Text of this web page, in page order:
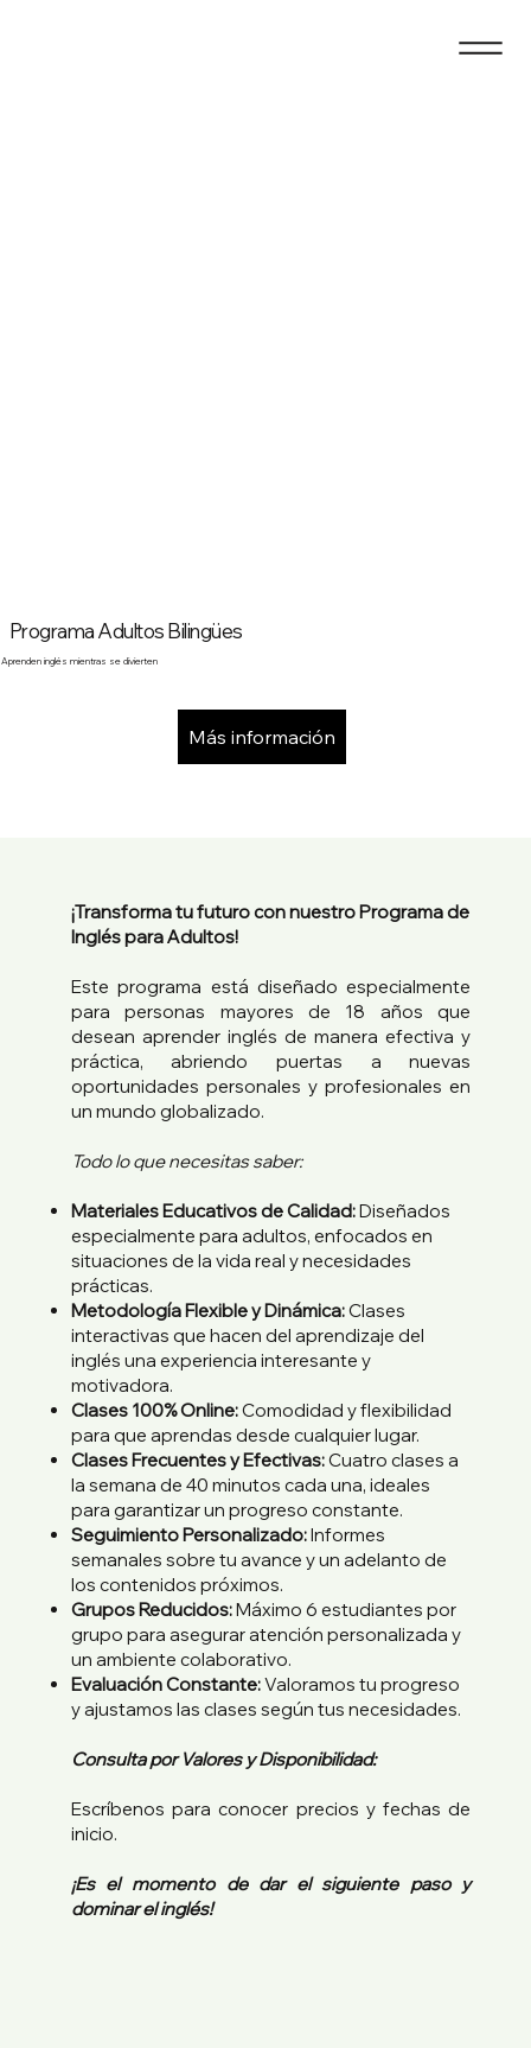
Más información
Adultos Bilingües
inglés mientras se divierten
¡Transforma tu futuro con nuestro Programa de
Inglés para Adultos!
Este programa está diseñado especialmente
para personas mayores de 18 años que
desean aprender inglés de manera efectiva y
práctica, abriendo puertas a nuevas
oportunidades personales y profesionales en
un mundo globalizado.
Todo lo que necesitas saber:
Materiales Educativos de Calidad:Diseñados
especialmente para adultos, enfocados en
situaciones de la vida real y necesidades
prácticas.
Metodología Flexible y Dinámica:Clases
interactivas que hacen del aprendizaje del
inglés una experiencia interesante y
motivadora.
Clases 100% Online:Comodidad y flexibilidad
para que aprendas desde cualquier lugar.
Clases Frecuentes y Efectivas:Cuatro clases a
la semana de 40 minutos cada una, ideales
para garantizar un progreso constante.
Seguimiento Personalizado:Informes
semanales sobre tu avance y un adelanto de
los contenidos próximos.
Grupos Reducidos:Máximo 6 estudiantes por
grupo para asegurar atención personalizada y
un ambiente colaborativo.
Evaluación Constante:Valoramos tu progreso
y ajustamos las clases según tus necesidades.
Consulta por Valores y Disponibilidad:
Escríbenos para conocer precios y fechas de
inicio.
¡Es el momento de dar el siguiente paso y
dominar el inglés!